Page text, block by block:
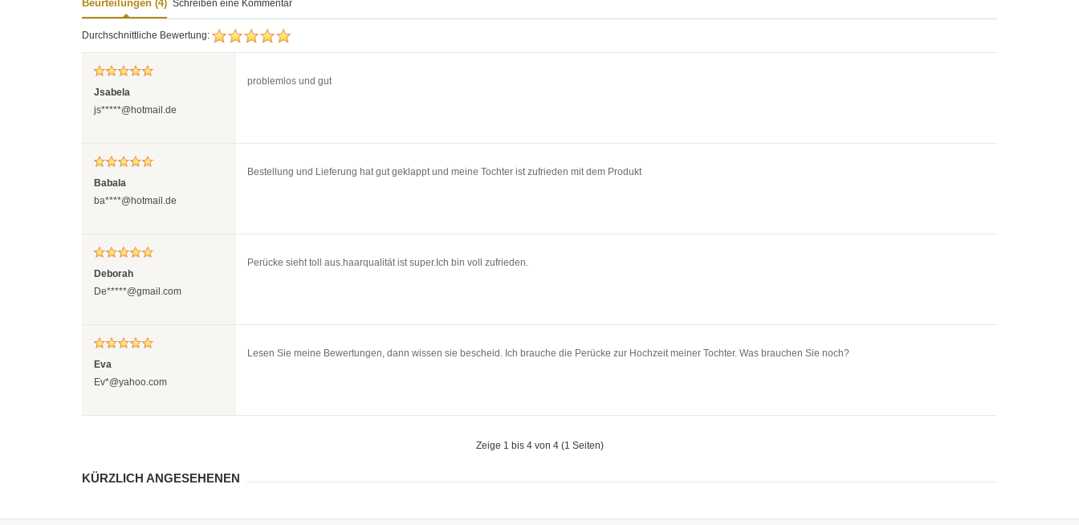
Beurteilungen (4) Schreiben eine Kommentar
Durchschnittliche Bewertung:
Jsabela
js*****@hotmail.de
problemlos und gut
Babala
ba****@hotmail.de
Bestellung und Lieferung hat gut geklappt und meine Tochter ist zufrieden mit dem Produkt
Deborah
De*****@gmail.com
Perücke sieht toll aus.haarqualität ist super.Ich bin voll zufrieden.
Eva
Ev*@yahoo.com
Lesen Sie meine Bewertungen, dann wissen sie bescheid. Ich brauche die Perücke zur Hochzeit meiner Tochter. Was brauchen Sie noch?
Zeige 1 bis 4 von 4 (1 Seiten)
KÜRZLICH ANGESEHENEN